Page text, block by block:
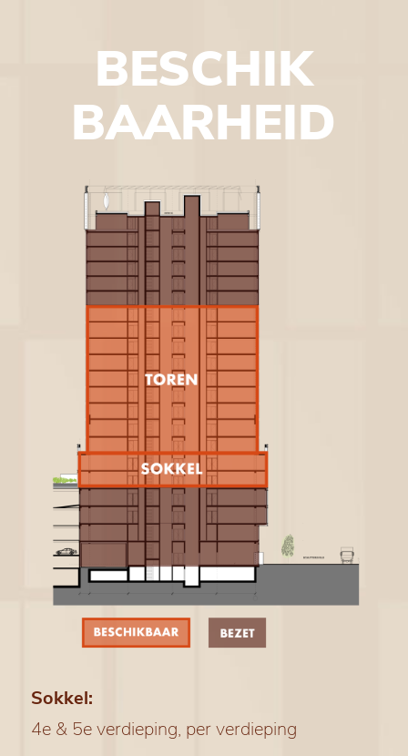
BESCHIK
BAARHEID
Sokkel:
4e & 5e verdieping, per verdieping